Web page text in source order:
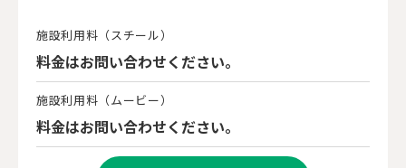
施設利用料（スチール）
料金はお問い合わせください。
施設利用料（ムービー）
料金はお問い合わせください。